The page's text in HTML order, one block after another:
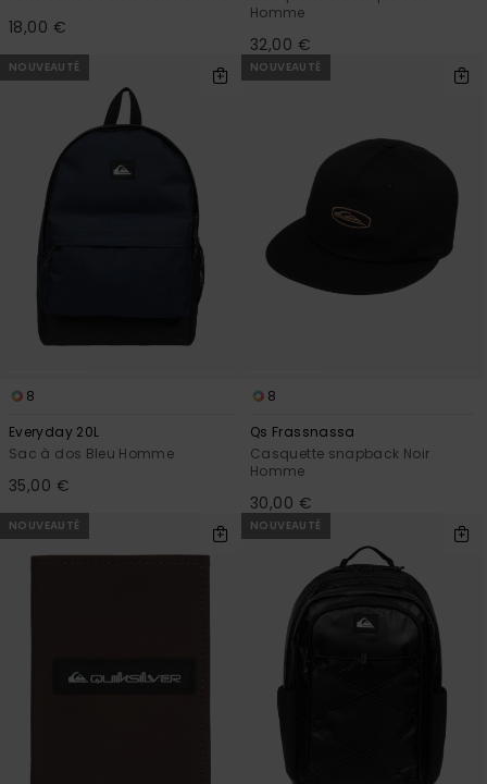
18,00 €
Homme
32,00 €
NOUVEAUTÉ
8
Everyday 20L
Sac à dos Bleu Homme
35,00 €
NOUVEAUTÉ
8
Qs Frassnassa
Casquette snapback Noir
Homme
30,00 €
NOUVEAUTÉ NOUVEAUTÉ